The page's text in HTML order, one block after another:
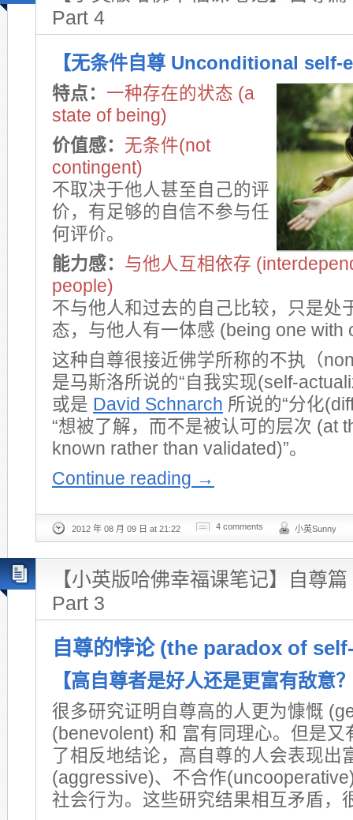
Part 4
【无条件自尊 Unconditional self-
特点： 一种存在的状态 (a
state of being)
价值感： 无条件(not
contingent)
不取决于他人甚至自己的评
价，有足够的自信不参与任
何评价。
能力感： 与他人互相依存
people)
不与他人和过去的自己比较，只是处
态，与他人有一体感 (being one with
这种自尊很接近佛学所称的不执（
是马斯洛所说的“自我实现(self-
或是 David Schnarch 所说的“分化
“想被了解，而不是被认可的层次 (at
known rather than validated)”。
Continue reading →
2012 年 08 月 09 日 at 21:22 4 comments 小英Sunny
【小英版哈佛幸福课笔记】自尊
Part 3
自尊的悖论 (the paradox of
【高自尊者是好人还是更富有敌意
很多研究证明自尊高的人更为慷慨
(benevolent) 和 富有同理心。但是又
了相反地结论，高自尊的人会表现出
(aggressive)、不合作
社会行为。这些研究结果相互矛盾，